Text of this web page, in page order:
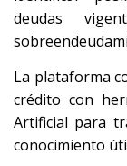
deudas
La plataforma
crédito con
Artificial para
conocimiento